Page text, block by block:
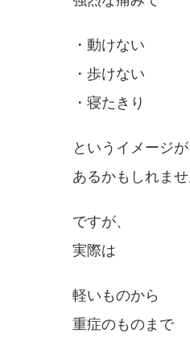
・動けない
・歩けない
・寝たきり
というイメージが
あるかもしれま
ですが、
実際は
軽いものから
重症のものまで